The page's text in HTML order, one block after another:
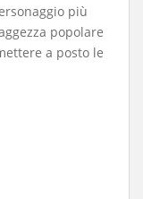
più
popolare
a posto le